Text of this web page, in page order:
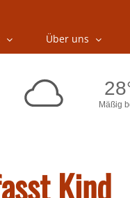
Über uns
Kind